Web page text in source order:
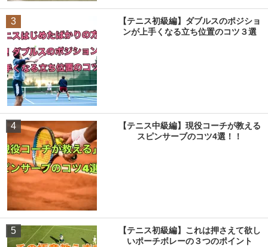
3
【テニス初級編】ダブルスのポジショ
ンが上手くなる立ち位置のコツ３選
4
【テニス中級編】現役コーチが教える
スピンサーブのコツ4選！！
5
【テニス初級編】これは押さえて欲し
いポーチボレーの３つのポイント